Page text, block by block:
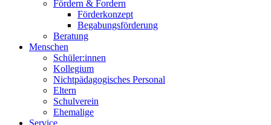
Fördern & Fordern
Förderkonzept
Begabungsförderung
Beratung
Menschen
Schüler:innen
Kollegium
Nichtpädagogisches Personal
Eltern
Schulverein
Ehemalige
Service